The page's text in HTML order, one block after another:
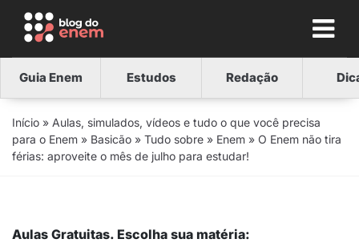
Guia Enem Estudos Redação
Início » Aulas, simulados, vídeos e tudo o que você precisa
para o Enem » Basicão » Tudo sobre » Enem » O Enem não tira
férias: aproveite o mês de julho para estudar!
Aulas Gratuitas. Escolha sua matéria: